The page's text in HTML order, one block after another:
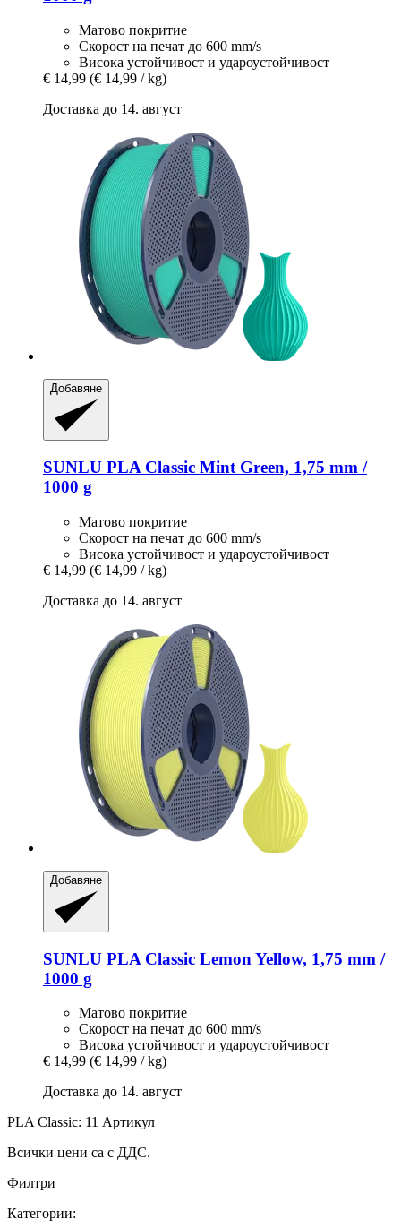
Матово покритие
Скорост на печат до 600 mm/s
Висока устойчивост и удароустойчивост
€ 14,99 (€ 14,99 / kg)
Доставка до 14. август
Добавяне
SUNLU PLA Classic Mint Green, 1,75 mm /
1000 g
Матово покритие
Скорост на печат до 600 mm/s
Висока устойчивост и удароустойчивост
€ 14,99 (€ 14,99 / kg)
Доставка до 14. август
Добавяне
SUNLU PLA Classic Lemon Yellow, 1,75 mm /
1000 g
Матово покритие
Скорост на печат до 600 mm/s
Висока устойчивост и удароустойчивост
€ 14,99 (€ 14,99 / kg)
Доставка до 14. август
PLA Classic: 11 Артикул
Всички цени са с ДДС.
Филтри
Категории: